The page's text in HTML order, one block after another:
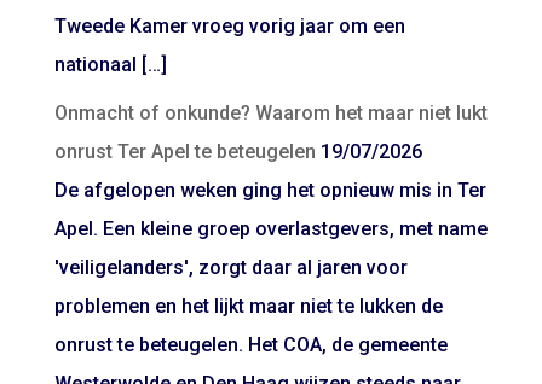
Tweede Kamer vroeg vorig jaar om een
nationaal […]
Onmacht of onkunde? Waarom het maar niet lukt
onrust Ter Apel te beteugelen 19/07/2026
De afgelopen weken ging het opnieuw mis in Ter
Apel. Een kleine groep overlastgevers, met name
'veiligelanders', zorgt daar al jaren voor
problemen en het lijkt maar niet te lukken de
onrust te beteugelen. Het COA, de gemeente